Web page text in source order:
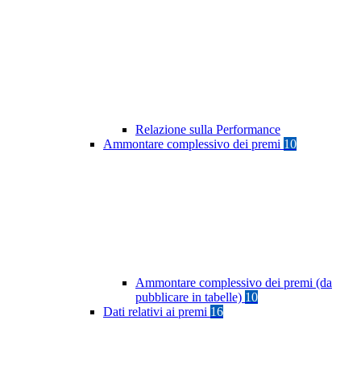
Relazione sulla Performance
Ammontare complessivo dei premi 10
Ammontare complessivo dei premi (da
pubblicare in tabelle) 10
Dati relativi ai premi 16